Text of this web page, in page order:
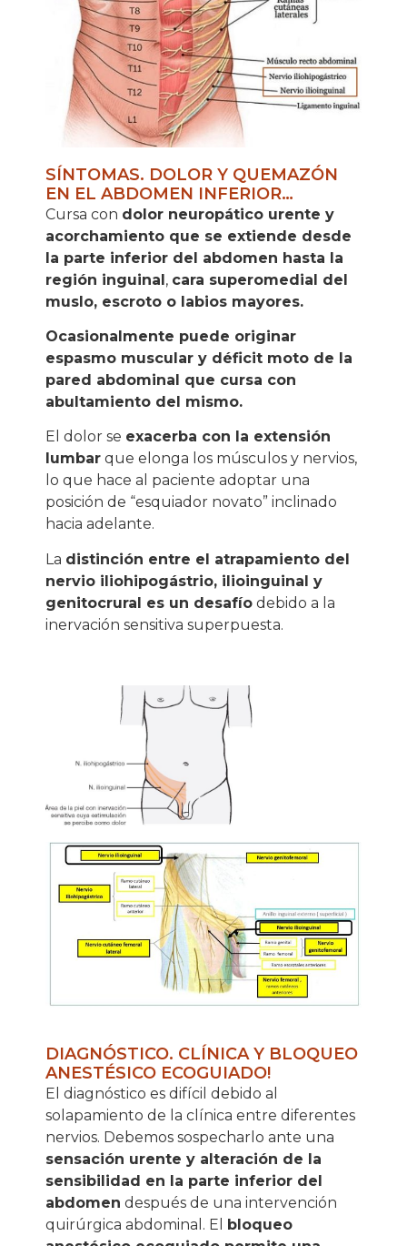
SÍNTOMAS. DOLOR Y QUEMAZÓN
EN EL ABDOMEN INFERIOR…
Cursa con dolor neuropático urente y
acorchamiento que se extiende desde
la parte inferior del abdomen hasta la
región inguinal, cara superomedial del
muslo, escroto o labios mayores.
Ocasionalmente puede originar
espasmo muscular y déficit moto de la
pared abdominal que cursa con
abultamiento del mismo.
El dolor se exacerba con la extensión
lumbar que elonga los músculos y nervios,
lo que hace al paciente adoptar una
posición de “esquiador novato” inclinado
hacia adelante.
La distinción entre el atrapamiento del
nervio iliohipogástrio, ilioinguinal y
genitocrural es un desafío debido a la
inervación sensitiva superpuesta.
DIAGNÓSTICO. CLÍNICA Y BLOQUEO
ANESTÉSICO ECOGUIADO!
El diagnóstico es difícil debido al
solapamiento de la clínica entre diferentes
nervios. Debemos sospecharlo ante una
sensación urente y alteración de la
sensibilidad en la parte inferior del
abdomen después de una intervención
quirúrgica abdominal. El bloqueo